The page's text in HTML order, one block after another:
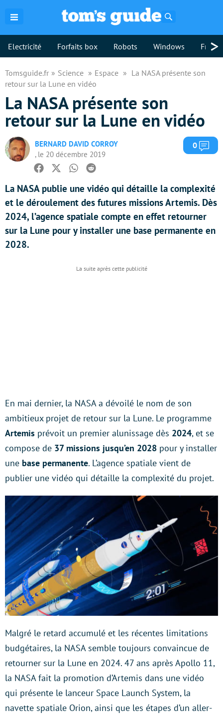
Electricité Forfaits box Robots Windows >
Tomsguide.fr Science Espace
La NASA présente son
retour sur la Lune en vidéo
La NASA présente son
retour sur la Lune en vidéo
BERNARD DAVID CORROY
, le 20 décembre 2019
0
Facebook
TwitterWhatsapp
Reddit
La NASA publie une vidéo qui détaille la complexité
et le déroulement des futures missions Artemis. Dès
2024, l’agence spatiale compte en effet retourner
sur la Lune pour y installer une base permanente en
2028.
En mai dernier, la NASA a dévoilé le nom de son
ambitieux projet de retour sur la Lune. Le programme
Artemis prévoit un premier alunissage dès 2024, et se
compose de 37 missions jusqu’en 2028 pour y installer
une base permanente. L’agence spatiale vient de
publier une vidéo qui détaille la complexité du projet.
Malgré le retard accumulé et les récentes limitations
budgétaires, la NASA semble toujours convaincue de
retourner sur la Lune en 2024. 47 ans après Apollo 11,
la NASA fait la promotion d’Artemis dans une vidéo
qui présente le lanceur Space Launch System, la
navette spatiale Orion, ainsi que les étapes d’un aller-